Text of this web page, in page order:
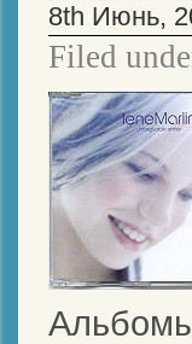
8th Июнь,
Filed